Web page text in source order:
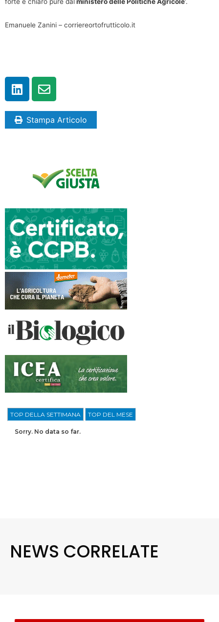
Emanuele Zanini – corriereortofrutticolo.it
Stampa Articolo
TOP DELLA SETTIMANA TOP DEL MESE
Sorry. No data so far.
NEWS CORRELATE